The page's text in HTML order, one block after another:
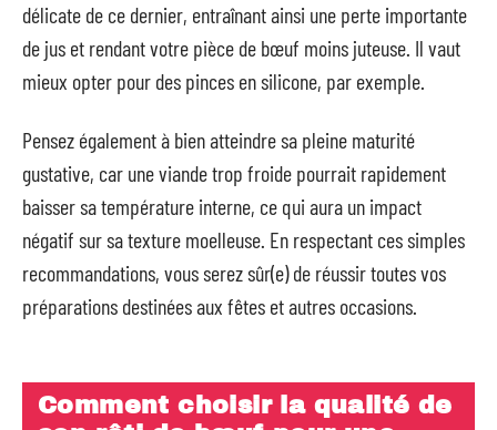
délicate de ce dernier, entraînant ainsi une perte importante
de jus et rendant votre pièce de bœuf moins juteuse. Il vaut
mieux opter pour des pinces en silicone, par exemple.
Pensez également à bien atteindre sa pleine maturité
gustative, car une viande trop froide pourrait rapidement
baisser sa température interne, ce qui aura un impact
négatif sur sa texture moelleuse. En respectant ces simples
recommandations, vous serez sûr(e) de réussir toutes vos
préparations destinées aux fêtes et autres occasions.
Comment choisir la qualité de